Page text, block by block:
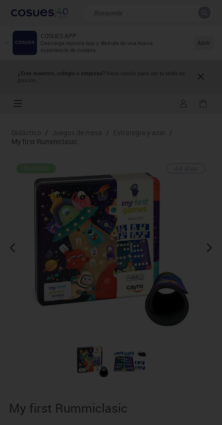
COSUES APP
Descarga nuestra app y disfruta de una nueva
experiencia de compra.
Abrir
¿Eres maestro, colegio o empresa? Inicia sesión para ver tu tarifa de
precios.
Resultados de la búsqueda
Didáctico / Juegos de mesa / Estrategia y azar
/
My first Rummiclasic
My first Rummiclasic